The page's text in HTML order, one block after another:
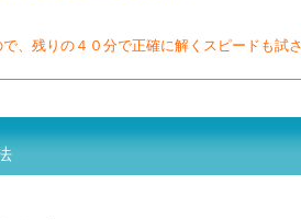
、残りの４０分で正確に解くスピードも試